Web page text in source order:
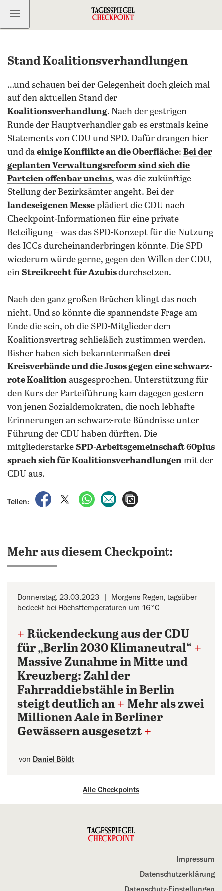
Kostenlos anmelden
Stand Koalitionsverhandlungen
…und schauen bei der Gelegenheit doch gleich mal
auf den aktuellen Stand der
Koalitionsverhandlung. Nach der gestrigen
Runde der Hauptverhandler gab es erstmals keine
Statements von CDU und SPD. Dafür drangen hier
und da einige Konflikte an die Oberfläche: Bei der
geplanten Verwaltungsreform sind sich die
Parteien offenbar uneins, was die zukünftige
Stellung der Bezirksämter angeht. Bei der
landeseigenen Messe plädiert die CDU nach
Checkpoint-Informationen für eine private
Beteiligung – was das SPD-Konzept für die Nutzung
des ICCs durcheinanderbringen könnte. Die SPD
wiederum würde gerne, gegen den Willen der CDU,
ein Streikrecht für Azubisdurchsetzen.
Nach den ganz großen Brüchen klingt das noch
nicht. Und so könnte die spannendste Frage am
Ende die sein, ob die SPD-Mitglieder dem
Koalitionsvertrag schließlich zustimmen werden.
Bisher haben sich bekanntermaßen drei
Kreisverbände und die Jusos gegen eine schwarz-
rote Koalition ausgesprochen. Unterstützung für
den Kurs der Parteiführung kam dagegen gestern
von jenen Sozialdemokraten, die noch lebhafte
Erinnerungen an schwarz-rote Bündnisse unter
Führung der CDU haben dürften. Die
mitgliederstarke SPD-Arbeitsgemeinschaft 60plus
sprach sich für Koalitionsverhandlungen mit der
CDU aus.
Teilen:
auf Facebook teilen
auf X teilenper WhatsApp teilen
per E-Mail teilen
Mehr aus diesem Checkpoint:
Donnerstag, 23.03.2023
Morgens Regen, tagsüber
bedeckt bei Höchsttemperaturen um 16°C
+ Rückendeckung aus der CDU
für „Berlin 2030 Klimaneutral“ +
Massive Zunahme in Mitte und
Kreuzberg: Zahl der
Fahrraddiebstähle in Berlin
steigt deutlich an + Mehr als zwei
Millionen Aale in Berliner
Gewässern ausgesetzt +
von Daniel Böldt
Alle Checkpoints
Impressum
Datenschutz­erklärung
Datenschutz-Einstellungen